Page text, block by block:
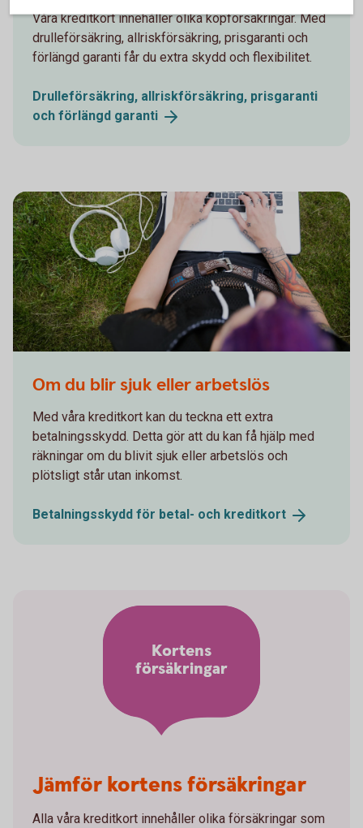
Våra kreditkort innehåller olika köpförsäkringar. Med
drulleförsäkring, allriskförsäkring, prisgaranti och
förlängd garanti får du extra skydd och flexibilitet.
Drulleförsäkring, allriskförsäkring, prisgaranti
och förlängd garanti
Om du blir sjuk eller arbetslös
Med våra kreditkort kan du teckna ett extra
betalningsskydd. Detta gör att du kan få hjälp med
räkningar om du blivit sjuk eller arbetslös och
plötsligt står utan inkomst.
Betalningsskydd för betal- och kreditkort
Kortens
försäkringar
Jämför kortens försäkringar
Alla våra kreditkort innehåller olika försäkringar som